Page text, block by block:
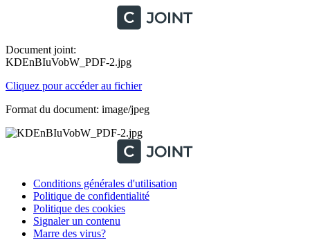
Document joint:
KDEnBIuVobW_PDF-2.jpg
Cliquez pour accéder au fichier
Format du document: image/jpeg
Conditions générales d'utilisation
Politique de confidentialité
Politique des cookies
Signaler un contenu
Marre des virus?